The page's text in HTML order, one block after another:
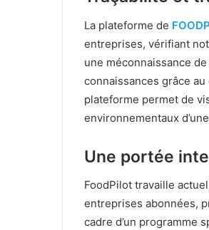
La plateforme de
entreprises, vérifiant
une méconnaissance
connaissances grâce
plateforme permet de
environnementaux
Une portée
FoodPilot travaille
entreprises abonnées,
cadre d’un programme